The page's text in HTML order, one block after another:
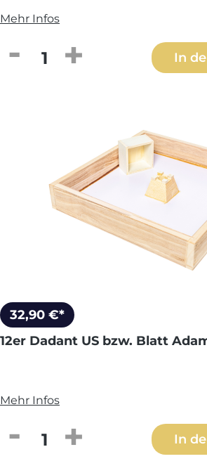
Mehr Infos
Produkt Anzahl: Gib den
In
32,90 €*
12er Dadant US bzw. Blatt
Mehr Infos
Produkt Anzahl: Gib den
In